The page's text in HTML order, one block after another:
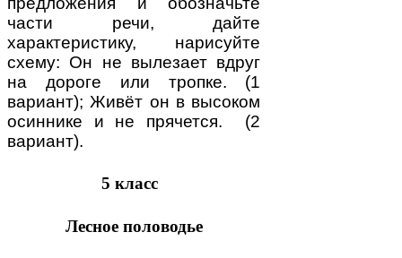
части речи, дайте
характеристику, нарисуйте
схему: Он не вылезает вдруг
на дороге или тропке. (1
вариант); Живёт он в высоком
осиннике и не прячется. (2
вариант).
5 класс
Лесное половодье